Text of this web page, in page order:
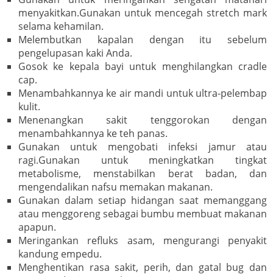
menyakitkan.Gunakan untuk mencegah stretch mark
selama kehamilan.
Melembutkan kapalan dengan itu sebelum
pengelupasan kaki Anda.
Gosok ke kepala bayi untuk menghilangkan cradle
cap.
Menambahkannya ke air mandi untuk ultra-pelembap
kulit.
Menenangkan sakit tenggorokan dengan
menambahkannya ke teh panas.
Gunakan untuk mengobati infeksi jamur atau
ragi.Gunakan untuk meningkatkan tingkat
metabolisme, menstabilkan berat badan, dan
mengendalikan nafsu memakan makanan.
Gunakan dalam setiap hidangan saat memanggang
atau menggoreng sebagai bumbu membuat makanan
apapun.
Meringankan refluks asam, mengurangi penyakit
kandung empedu.
Menghentikan rasa sakit, perih, dan gatal bug dan